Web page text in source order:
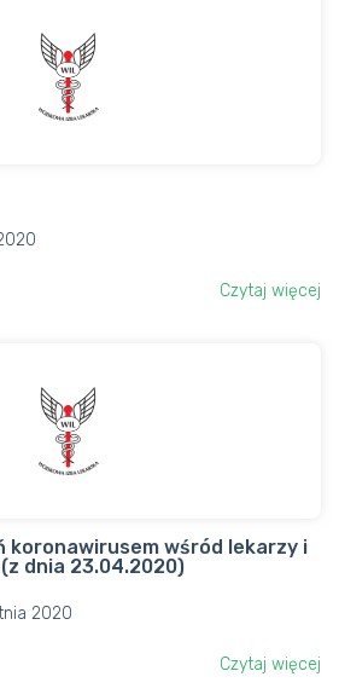
Czytaj więcej
koronawirusem wśród lekarzy i
dnia 23.04.2020)
2020
Czytaj więcej